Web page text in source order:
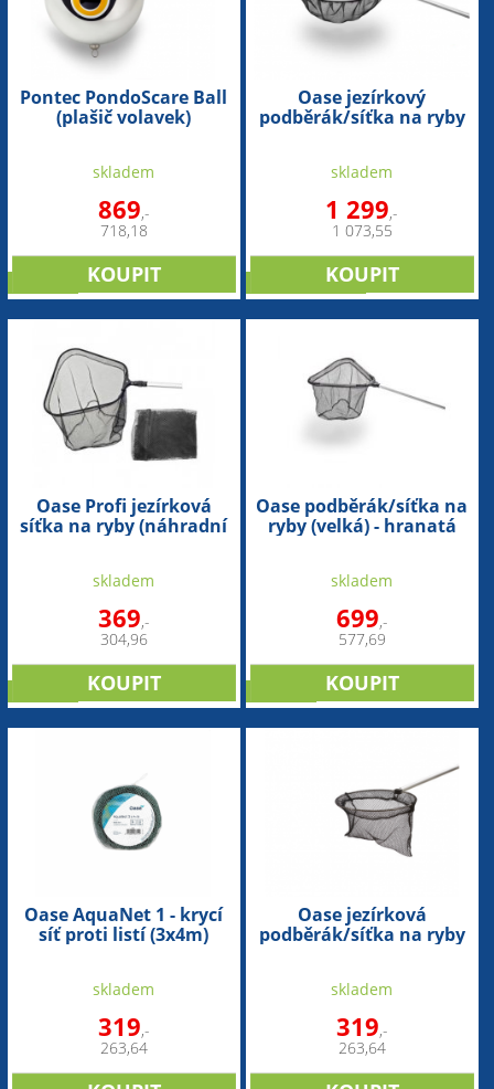
Pontec PondoScare Ball
(plašič volavek)
skladem
869,-
718,18
Oase jezírkový
podběrák/síťka na ryby
doporučujeme
skladem
1 299,-
1 073,55
Oase Profi jezírková
síťka na ryby (náhradní
skladem
369,-
304,96
Oase podběrák/síťka na
ryby (velká) - hranatá
skladem
699,-
577,69
Oase AquaNet 1 - krycí
síť proti listí (3x4m)
skladem
319,-
263,64
Oase jezírková
podběrák/síťka na ryby
skladem
319,-
263,64